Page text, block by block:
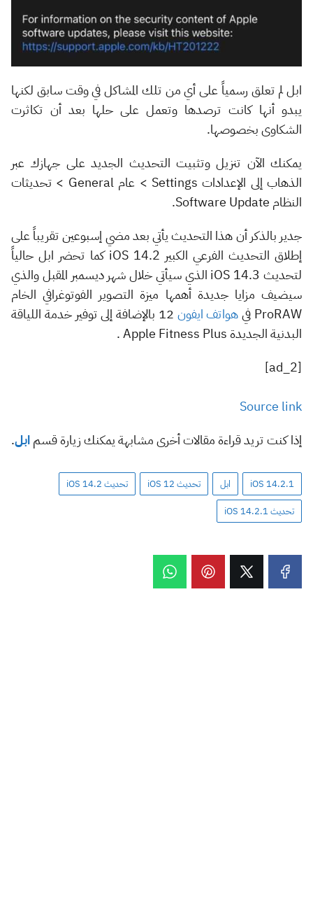
ابل لم تعلق رسمياً على أي من تلك المشاكل في وقت سابق لكنها
يبدو أنها كانت ترصدها وتعمل على حلها بعد أن تكاثرت
الشكاوى بخصوصها.
يمكنك الآن تنزيل وتثبيت التحديث الجديد على جهازك عبر
الذهاب إلى الإعدادات Settings > عام General > تحديثات
النظام Software Update.
جدير بالذكر أن هذا التحديث يأتي بعد مضي إسبوعين تقريباً على
إطلاق التحديث الفرعي الكبير iOS 14.2 كما تحضر ابل حالياً
لتحديث iOS 14.3 الذي سيأتي خلال شهر ديسمبر المقبل والذي
سيضيف مزايا جديدة أهمها ميزة التصوير الفوتوغرافي الخام
ProRAW في
هواتف ايفون
12 بالإضافة إلى توفير خدمة اللياقة
البدنية الجديدة Apple Fitness Plus .
[ad_2]
Source link
إذا كنت تريد قراءة مقالات أخرى مشابهة يمكنك زيارة قسمابل.
iOS 14.2.1 ابل تحديث iOS 12 تحديث iOS 14.2
تحديث iOS 14.2.1